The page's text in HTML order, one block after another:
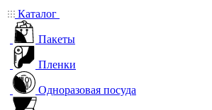
Каталог
Пакеты
Пленки
Одноразовая посуда